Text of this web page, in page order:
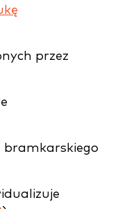
przez
bramkarskiego